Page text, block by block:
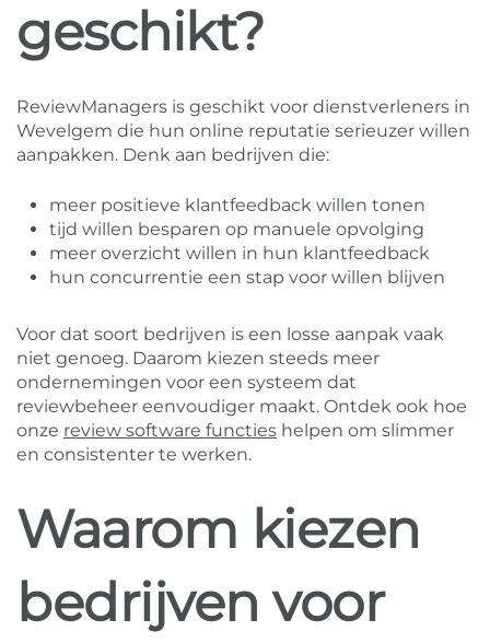
geschikt?
ReviewManagers is geschikt voor dienstverleners in
Wevelgem die hun online reputatie serieuzer willen
aanpakken. Denk aan bedrijven die:
meer positieve klantfeedback willen tonen
tijd willen besparen op manuele opvolging
meer overzicht willen in hun klantfeedback
hun concurrentie een stap voor willen blijven
Voor dat soort bedrijven is een losse aanpak vaak
niet genoeg. Daarom kiezen steeds meer
ondernemingen voor een systeem dat
reviewbeheer eenvoudiger maakt. Ontdek ook hoe
onze review software functies helpen om slimmer
en consistenter te werken.
Waarom kiezen
bedrijven voor